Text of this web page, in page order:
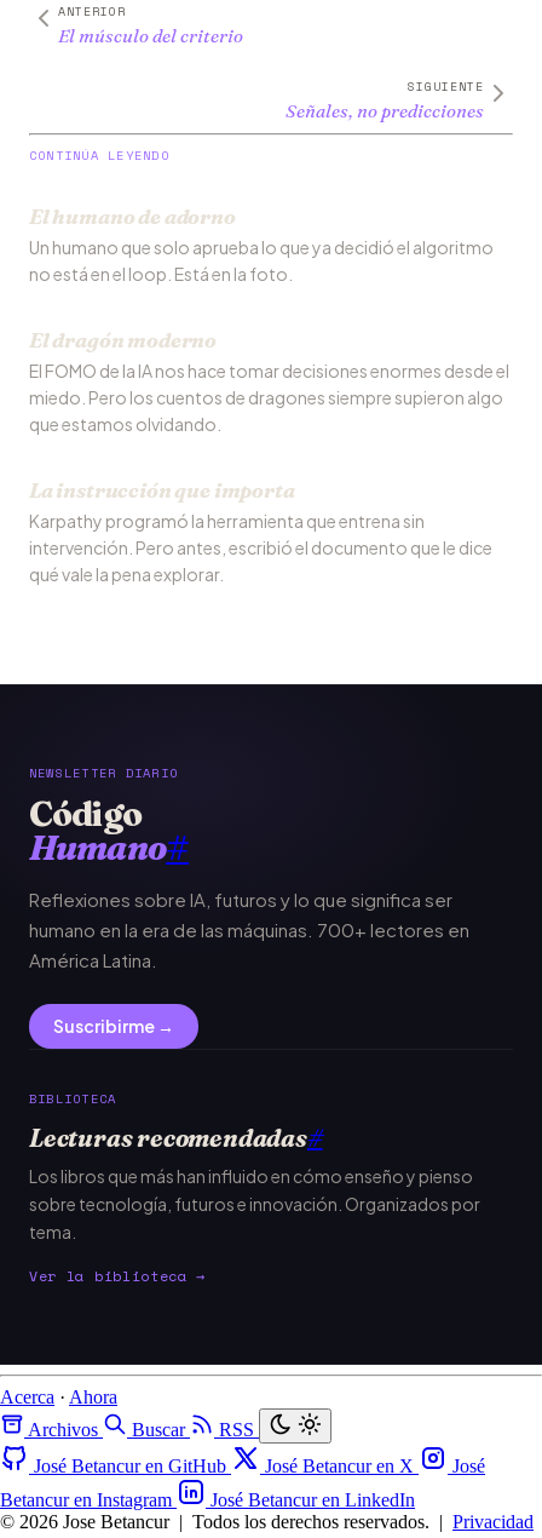
ANTERIOR
El músculo del criterio
SIGUIENTE
Señales, no predicciones
CONTINÚA LEYENDO
El humano de adorno
Un humano que solo aprueba lo que ya decidió el algoritmo
no está en el loop. Está en la foto.
El dragón moderno
El FOMO de la IA nos hace tomar decisiones enormes desde el
miedo. Pero los cuentos de dragones siempre supieron algo
que estamos olvidando.
La instrucción que importa
Karpathy programó la herramienta que entrena sin
intervención. Pero antes, escribió el documento que le dice
qué vale la pena explorar.
NEWSLETTER DIARIO
Código
Humano#
Reflexiones sobre IA, futuros y lo que significa ser
humano en la era de las máquinas. 700+ lectores en
América Latina.
Suscribirme →
BIBLIOTECA
Lecturas recomendadas#
Los libros que más han influido en cómo enseño y pienso
sobre tecnología, futuros e innovación. Organizados por
tema.
Ver la biblioteca →
Acerca · Ahora
Archivos
Buscar
RSS
José Betancur en GitHub
José Betancur en X
José
Betancur en Instagram
José Betancur en LinkedIn
© 2026 Jose Betancur | Todos los derechos reservados. | Privacidad